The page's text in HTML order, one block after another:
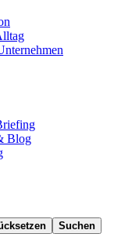
Blog
Suchen